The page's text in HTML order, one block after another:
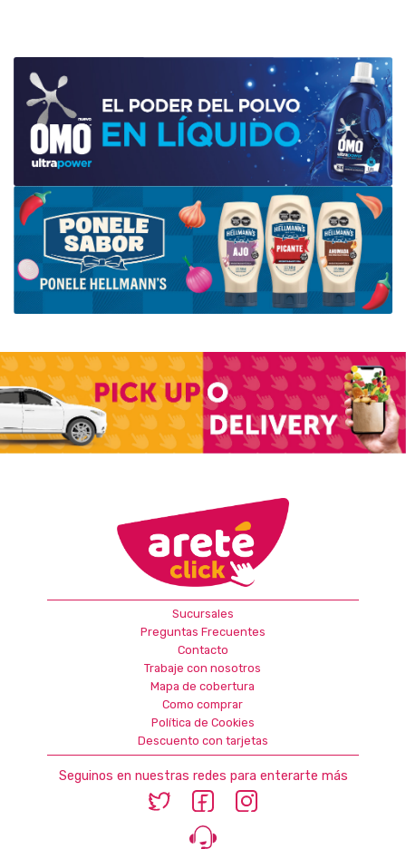
Sucursales
Preguntas Frecuentes
Contacto
Trabaje con nosotros
Mapa de cobertura
Como comprar
Política de Cookies
Descuento con tarjetas
Seguinos en nuestras redes para enterarte más